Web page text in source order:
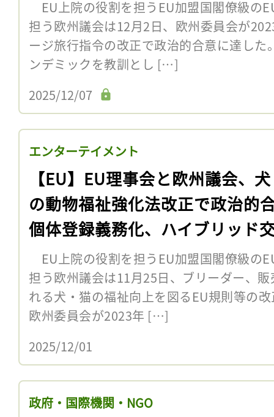
EU上院の役割を担うEU加盟国閣僚級の
担う欧州議会は12月2日、欧州委員会が
ージ旅行指令の改正で政治的合意に達し
ンデミックを教訓とし […]
2025/12/07
エンターテイメント
【EU】EU理事会と欧州議会、
の動物福祉強化法改正で政治的
個体登録義務化、ハイブリッド
止
EU上院の役割を担うEU加盟国閣僚級の
担う欧州議会は11月25日、ブリーダー、
れる犬・猫の福祉向上を図るEU規則等の
欧州委員会が2023年 […]
2025/12/01
政府・国際機関・NGO